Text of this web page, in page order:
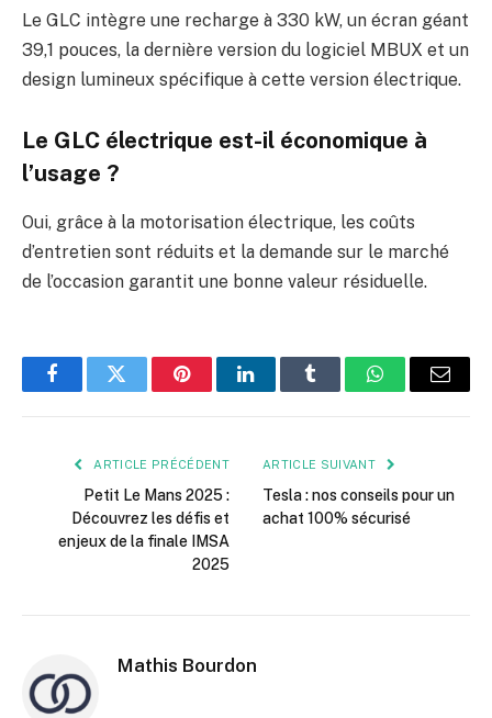
Le GLC intègre une recharge à 330 kW, un écran géant
39,1 pouces, la dernière version du logiciel MBUX et un
design lumineux spécifique à cette version électrique.
Le GLC électrique est-il économique à
l’usage ?
Oui, grâce à la motorisation électrique, les coûts
d’entretien sont réduits et la demande sur le marché
de l’occasion garantit une bonne valeur résiduelle.
FacebookTwitter PinterestLinkedInTumblr WhatsApp
E-
ARTICLE PRÉCÉDENT
Petit Le Mans 2025 :
Découvrez les défis et
enjeux de la finale IMSA
2025
ARTICLE SUIVANT
Tesla : nos conseils pour un
achat 100% sécurisé
Mathis Bourdon